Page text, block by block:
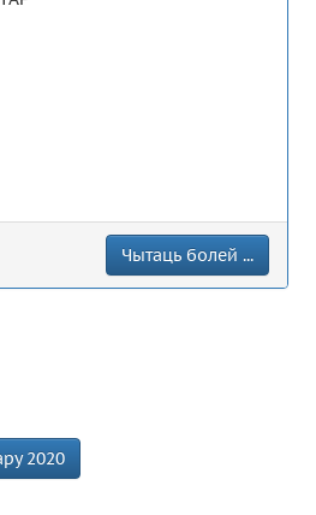
Чытаць болей ...
2020